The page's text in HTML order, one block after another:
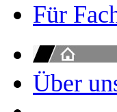
Für
Über